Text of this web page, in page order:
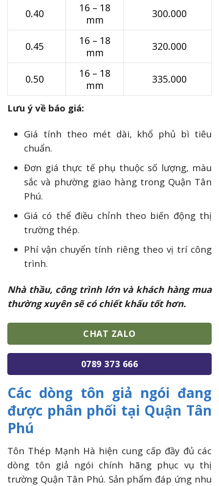
0.40
16 – 18
mm
300.000
0.45
16 – 18
mm
320.000
0.50
16 – 18
mm
335.000
Lưu ý về báo giá:
Giá tính theo mét dài, khổ phủ bì tiêu
chuẩn.
Đơn giá thực tế phụ thuộc số lượng, màu
sắc và phường giao hàng trong Quận Tân
Phú.
Giá có thể điều chỉnh theo biến động thị
trường thép.
Phí vận chuyển tính riêng theo vị trí công
trình.
Nhà thầu, công trình lớn và khách hàng mua
thường xuyên sẽ có chiết khấu tốt hơn.
CHAT ZALO
0789 373 666
Các dòng tôn giả ngói đang
được phân phối tại Quận Tân
Phú
Tôn Thép Mạnh Hà hiện cung cấp đầy đủ các
dòng tôn giả ngói chính hãng phục vụ thị
trường Quận Tân Phú. Sản phẩm đáp ứng nhu